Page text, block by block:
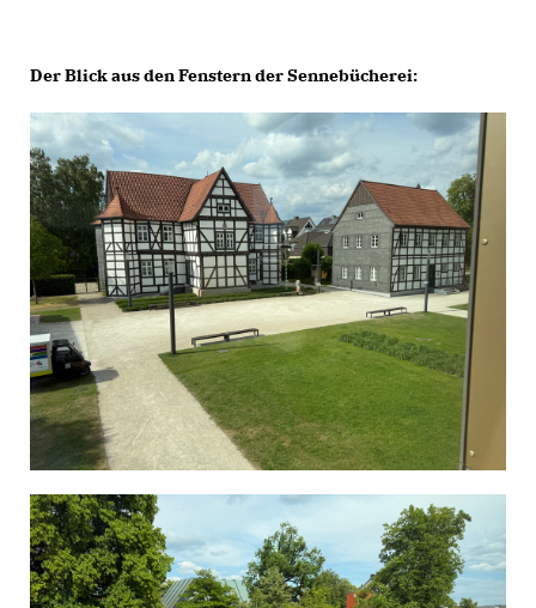
Der Blick aus den Fenstern der Sennebücherei: